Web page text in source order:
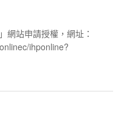
網站申請授權，網址：
ihponline?